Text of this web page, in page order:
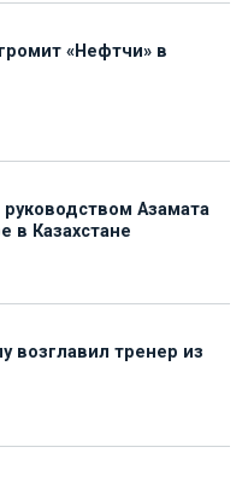
«Нефтчи» в
Азамата
в Казахстане
возглавил тренер из